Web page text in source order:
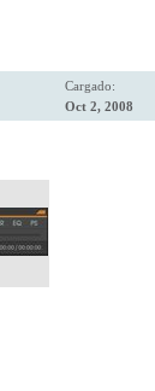
Cargado:
Oct 2, 2008